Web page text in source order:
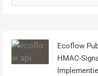
Ecoflow
HMAC-